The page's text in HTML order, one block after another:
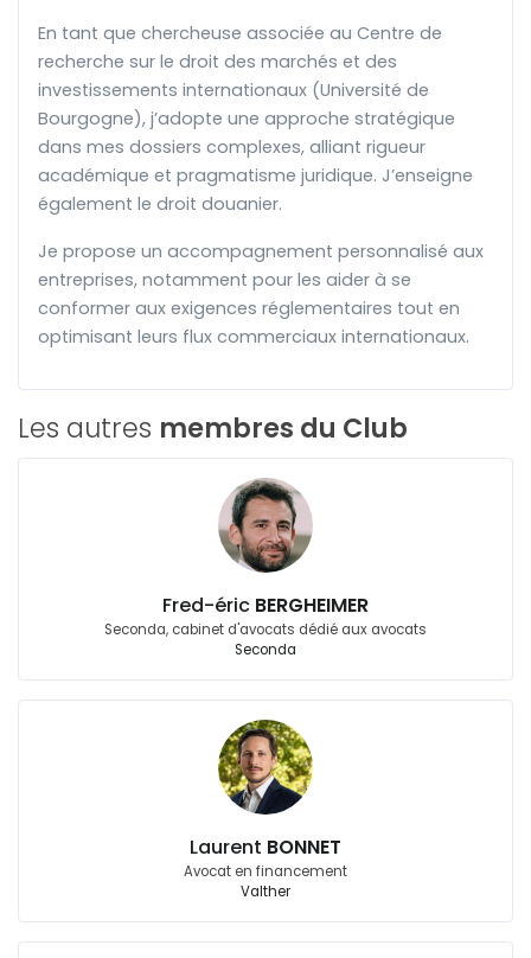
En tant que chercheuse associée au Centre de
recherche sur le droit des marchés et des
investissements internationaux (Université de
Bourgogne), j’adopte une approche stratégique
dans mes dossiers complexes, alliant rigueur
académique et pragmatisme juridique. J’enseigne
également le droit douanier.
Je propose un accompagnement personnalisé aux
entreprises, notamment pour les aider à se
conformer aux exigences réglementaires tout en
optimisant leurs flux commerciaux internationaux.
Les autres membres du Club
Fred-éric BERGHEIMER
Seconda, cabinet d'avocats dédié aux avocats
Seconda
Laurent BONNET
Avocat en financement
Valther